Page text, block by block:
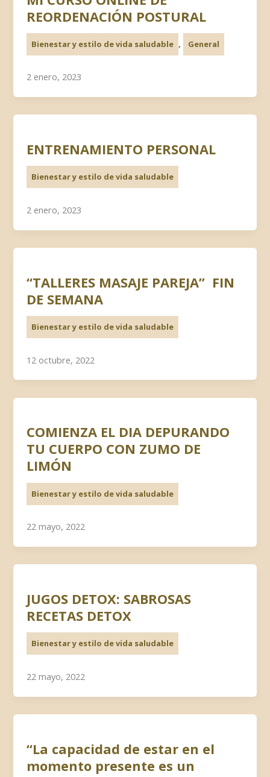
REORDENACIÓN POSTURAL
Bienestar y estilo de vida saludable , General
2 enero, 2023
ENTRENAMIENTO PERSONAL
Bienestar y estilo de vida saludable
2 enero, 2023
“TALLERES MASAJE PAREJA” FIN
DE SEMANA
Bienestar y estilo de vida saludable
12 octubre, 2022
COMIENZA EL DIA DEPURANDO
TU CUERPO CON ZUMO DE
LIMÓN
Bienestar y estilo de vida saludable
22 mayo, 2022
JUGOS DETOX: SABROSAS
RECETAS DETOX
Bienestar y estilo de vida saludable
22 mayo, 2022
“La capacidad de estar en el
momento presente es un